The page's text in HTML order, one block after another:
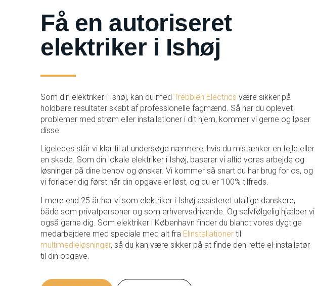
Få en autoriseret
elektriker i Ishøj
Som din elektriker i Ishøj, kan du med Trebbien Electrics være sikker på
holdbare resultater skabt af professionelle fagmænd. Så har du oplevet
problemer med strøm eller installationer i dit hjem, kommer vi gerne og løser
disse.
Ligeledes står vi klar til at undersøge nærmere, hvis du mistænker en fejle eller
en skade. Som din lokale elektriker i Ishøj, baserer vi altid vores arbejde og
løsninger på dine behov og ønsker. Vi kommer så snart du har brug for os, og
vi forlader dig først når din opgave er løst, og du er 100% tilfreds.
I mere end 25 år har vi som elektriker i Ishøj assisteret utallige danskere,
både som privatpersoner og som erhvervsdrivende. Og selvfølgelig hjælper vi
også gerne dig. Som elektriker i København finder du blandt vores dygtige
medarbejdere med speciale med alt fra Elinstallationer til
multimedieløsninger, så du kan være sikker på at finde den rette el-installatør
til din opgave.